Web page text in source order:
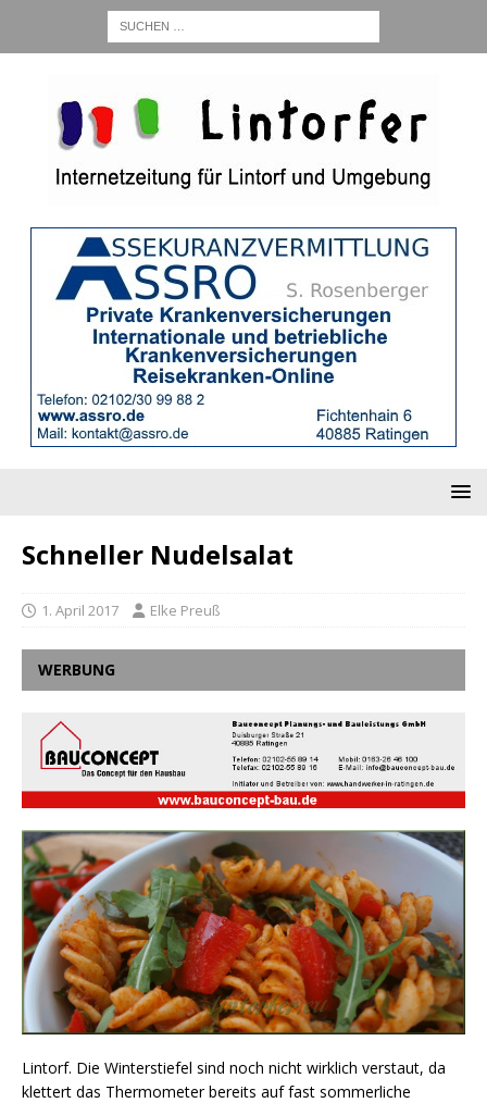
Schneller Nudelsalat
1. April 2017 Elke Preuß
WERBUNG
Lintorf. Die Winterstiefel sind noch nicht wirklich verstaut, da
klettert das Thermometer bereits auf fast sommerliche